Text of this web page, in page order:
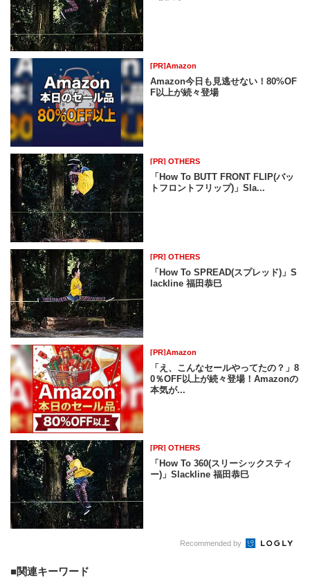
[PR]Amazon
Amazon今日も見逃せない！80%OF
F以上が続々登場
[PR] OTHERS
「How To BUTT FRONT FLIP(バッ
トフロントフリップ)」Sla...
[PR] OTHERS
「How To SPREAD(スプレッド)」S
lackline 福田恭巳
[PR]Amazon
「え、こんなセールやってたの？」8
0％OFF以上が続々登場！Amazonの
本気が...
[PR] OTHERS
「How To 360(スリーシックスティ
ー)」Slackline 福田恭巳
Recommended by
関連キーワード